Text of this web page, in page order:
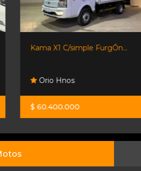
Kama X1 C/simple FurgÓn...
Orio Hnos
$ 60.400.000